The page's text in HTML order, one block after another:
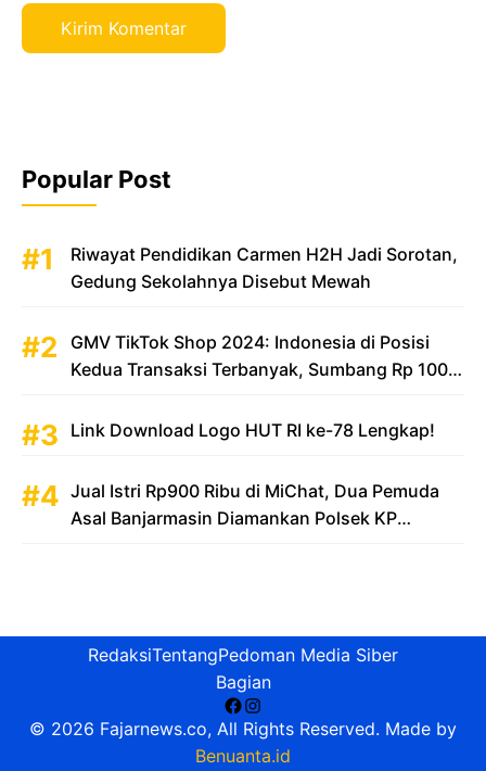
Popular Post
Riwayat Pendidikan Carmen H2H Jadi Sorotan,
Gedung Sekolahnya Disebut Mewah
GMV TikTok Shop 2024: Indonesia di Posisi
Kedua Transaksi Terbanyak, Sumbang Rp 100
Link Download Logo HUT RI ke-78 Lengkap!
Jual Istri Rp900 Ribu di MiChat, Dua Pemuda
Asal Banjarmasin Diamankan Polsek KP
RedaksiTentangPedoman Media Siber
Bagian
Facebook
Instagram
© 2026 Fajarnews.co, All Rights Reserved. Made by
Benuanta.id